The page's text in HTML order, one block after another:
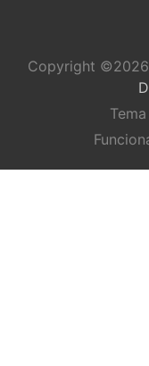
Copyright ©2026